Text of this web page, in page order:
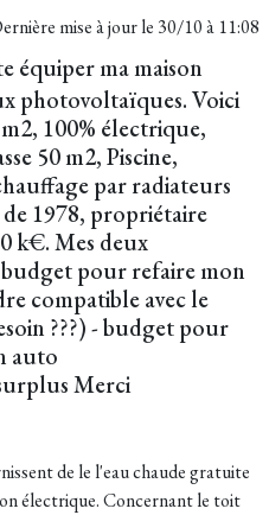
mise à jour le 30/10 à 11:08
équiper ma maison
photovoltaïques. Voici
100% électrique,
50 m2, Piscine,
par radiateurs
1978, propriétaire
k€. Mes deux
pour refaire mon
compatible avec le
???) - budget pour
auto
Merci
de le l'eau chaude gratuite
électrique. Concernant le toit